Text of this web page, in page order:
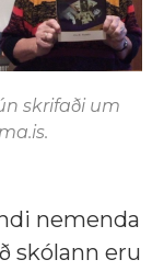
skrifaði um
nemenda
skólann eru